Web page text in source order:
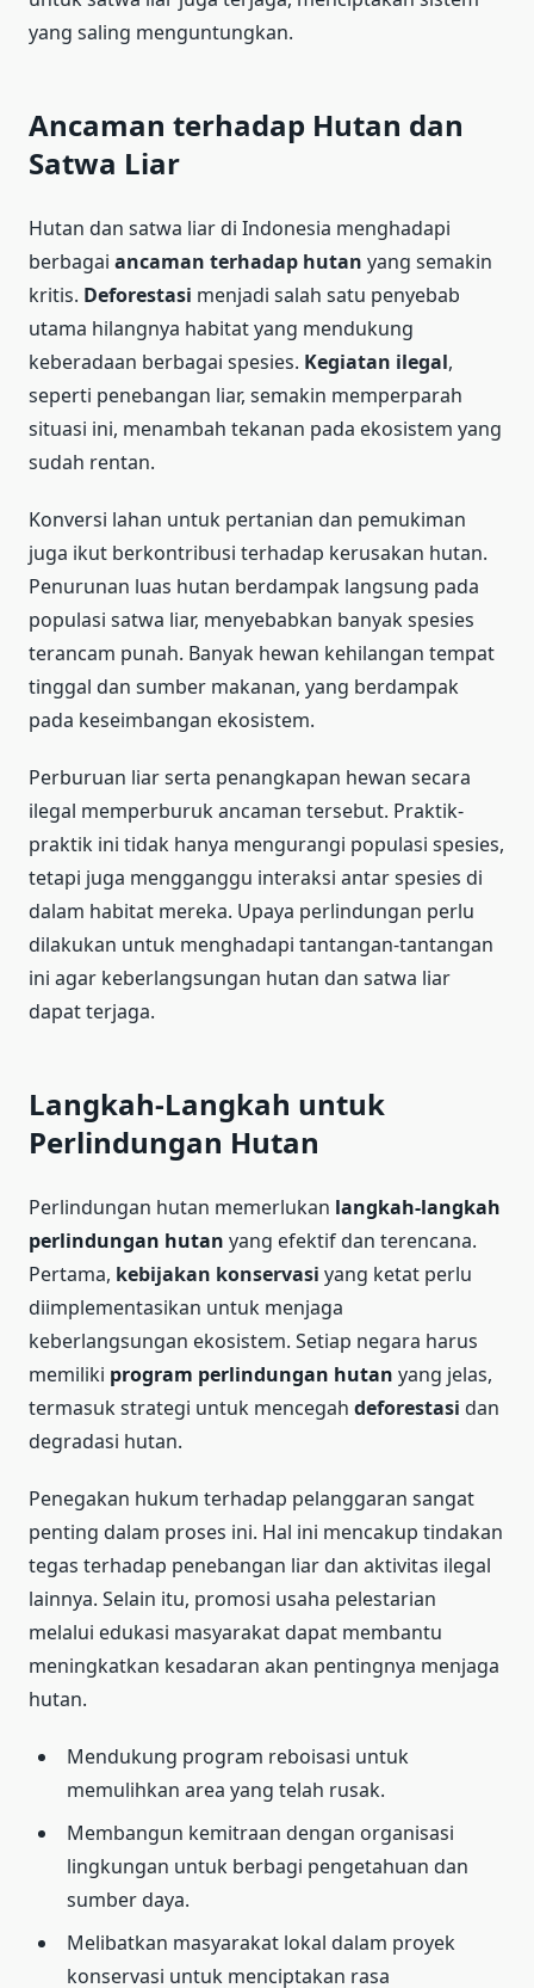
yang saling menguntungkan.
Ancaman terhadap Hutan dan
Satwa Liar
Hutan dan satwa liar di Indonesia menghadapi
berbagai ancaman terhadap hutan yang semakin
kritis. Deforestasi menjadi salah satu penyebab
utama hilangnya habitat yang mendukung
keberadaan berbagai spesies. Kegiatan ilegal,
seperti penebangan liar, semakin memperparah
situasi ini, menambah tekanan pada ekosistem yang
sudah rentan.
Konversi lahan untuk pertanian dan pemukiman
juga ikut berkontribusi terhadap kerusakan hutan.
Penurunan luas hutan berdampak langsung pada
populasi satwa liar, menyebabkan banyak spesies
terancam punah. Banyak hewan kehilangan tempat
tinggal dan sumber makanan, yang berdampak
pada keseimbangan ekosistem.
Perburuan liar serta penangkapan hewan secara
ilegal memperburuk ancaman tersebut. Praktik-
praktik ini tidak hanya mengurangi populasi spesies,
tetapi juga mengganggu interaksi antar spesies di
dalam habitat mereka. Upaya perlindungan perlu
dilakukan untuk menghadapi tantangan-tantangan
ini agar keberlangsungan hutan dan satwa liar
dapat terjaga.
Langkah-Langkah untuk
Perlindungan Hutan
Perlindungan hutan memerlukan langkah-langkah
perlindungan hutan yang efektif dan terencana.
Pertama, kebijakan konservasi yang ketat perlu
diimplementasikan untuk menjaga
keberlangsungan ekosistem. Setiap negara harus
memiliki program perlindungan hutan yang jelas,
termasuk strategi untuk mencegah deforestasi dan
degradasi hutan.
Penegakan hukum terhadap pelanggaran sangat
penting dalam proses ini. Hal ini mencakup tindakan
tegas terhadap penebangan liar dan aktivitas ilegal
lainnya. Selain itu, promosi usaha pelestarian
melalui edukasi masyarakat dapat membantu
meningkatkan kesadaran akan pentingnya menjaga
hutan.
Mendukung program reboisasi untuk
memulihkan area yang telah rusak.
Membangun kemitraan dengan organisasi
lingkungan untuk berbagi pengetahuan dan
sumber daya.
Melibatkan masyarakat lokal dalam proyek
konservasi untuk menciptakan rasa